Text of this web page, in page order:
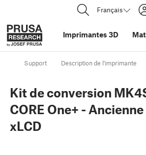
Français
Imprimantes 3D
Support Description de l'imprimante
Kit de conversion
CORE One+ -
xLCD